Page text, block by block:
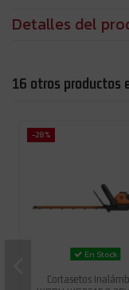
Detalles del
16 otros productos
-28%
En Stock
Cortasetos